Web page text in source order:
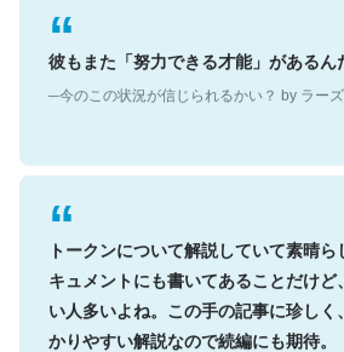
彼もまた「努力できる才能」があるん
─今のこの状況が信じられるかい？ by ラーズ
トークンについて解説していて素晴
キュメントにも書いてあることだけど
い人多いよね。この手の記事に珍しく
かりやすい解説なので続編にも期待。